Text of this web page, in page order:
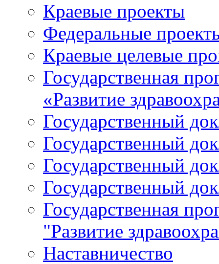
Краевые проекты
Федеральные
Краевые целевые
Государственная
«Развитие
Государственный
Государственный
Государственный
Государственный
Государственная
"Развитие
Наставничество